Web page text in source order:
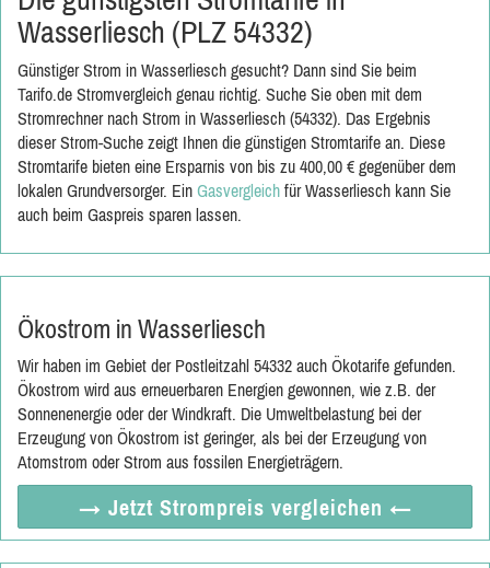
Wasserliesch (PLZ 54332)
Günstiger Strom in Wasserliesch gesucht? Dann sind Sie beim
Tarifo.de Stromvergleich genau richtig. Suche Sie oben mit dem
Stromrechner nach Strom in Wasserliesch (54332). Das Ergebnis
dieser Strom-Suche zeigt Ihnen die günstigen Stromtarife an. Diese
Stromtarife bieten eine Ersparnis von bis zu 400,00 € gegenüber dem
lokalen Grundversorger. Ein Gasvergleich für Wasserliesch kann Sie
auch beim Gaspreis sparen lassen.
Ökostrom in Wasserliesch
Wir haben im Gebiet der Postleitzahl 54332 auch Ökotarife gefunden.
Ökostrom wird aus erneuerbaren Energien gewonnen, wie z.B. der
Sonnenenergie oder der Windkraft. Die Umweltbelastung bei der
Erzeugung von Ökostrom ist geringer, als bei der Erzeugung von
Atomstrom oder Strom aus fossilen Energieträgern.
→ Jetzt Strompreis vergleichen ←